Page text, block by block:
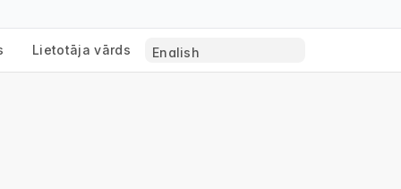
Lietotāja vārds